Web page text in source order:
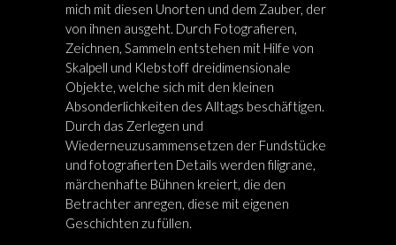
mich mit diesen Unorten und dem Zauber, der
von ihnen ausgeht. Durch Fotografieren,
Zeichnen, Sammeln entstehen mit Hilfe von
Skalpell und Klebstoff dreidimensionale
Objekte, welche sich mit den kleinen
Absonderlichkeiten des Alltags beschäftigen.
Durch das Zerlegen und
Wiederneuzusammensetzen der Fundstücke
und fotografierten Details werden filigrane,
märchenhafte Bühnen kreiert, die den
Betrachter anregen, diese mit eigenen
Geschichten zu füllen.